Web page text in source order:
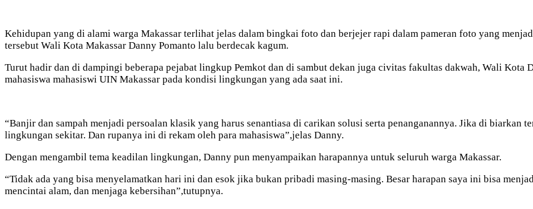
Kehidupan yang di alami warga Makassar terlihat jelas dalam bingkai foto dan berjejer rapi dalam pameran foto yang
tersebut Wali Kota Makassar Danny Pomanto lalu berdecak kagum.
Turut hadir dan di dampingi beberapa pejabat lingkup Pemkot dan di sambut dekan juga civitas fakultas dakwah, Wali Kota
mahasiswa mahasiswi UIN Makassar pada kondisi lingkungan yang ada saat ini.
“Banjir dan sampah menjadi persoalan klasik yang harus senantiasa di carikan solusi serta penanganannya. Jika di biarkan
lingkungan sekitar. Dan rupanya ini di rekam oleh para mahasiswa”,jelas Danny.
Dengan mengambil tema keadilan lingkungan, Danny pun menyampaikan harapannya untuk seluruh warga Makassar.
“Tidak ada yang bisa menyelamatkan hari ini dan esok jika bukan pribadi masing-masing. Besar harapan saya ini bisa
mencintai alam, dan menjaga kebersihan”,tutupnya.